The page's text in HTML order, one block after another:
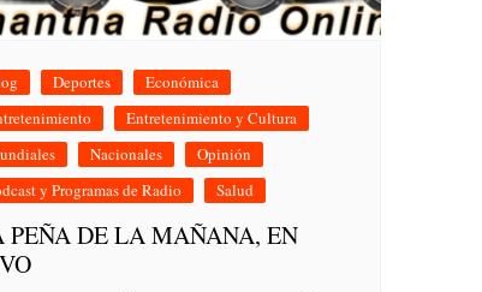
Deportes
Económica
Entretenimiento y Cultura
Nacionales
Opinión
y Programas de Radio
Salud
PEÑA DE LA MAÑANA, EN